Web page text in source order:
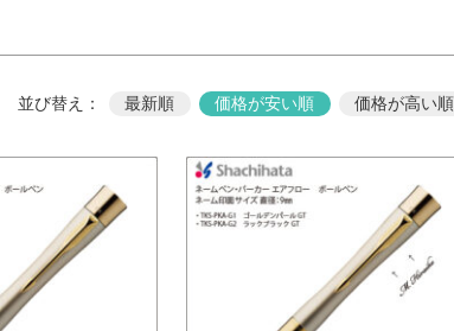
並び替え： 最新順 価格が安い順 価格が高い順